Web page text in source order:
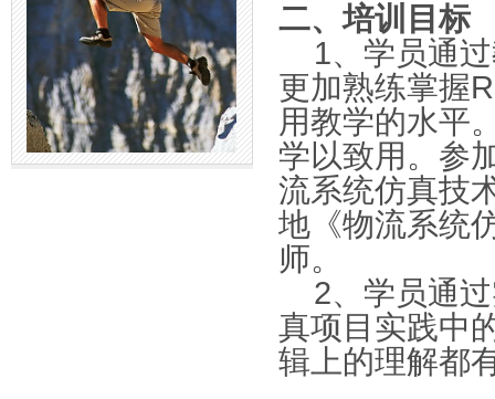
二、培训目标
1、学员通
更加熟练掌握
用教学的水平
学以致用。参
流系统仿真技
地《物流系统
师。
2、学员通
真项目实践中
辑上的理解都